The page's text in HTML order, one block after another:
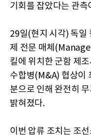
기회를 잡았다는 관측
29일(현지 시각) 독일
제 전문 매체
킬에 위치한 군함 제
수합병(M&A) 협상이
분으로 인해 완전히
밝혀졌다.
이번 압류 조치는 조